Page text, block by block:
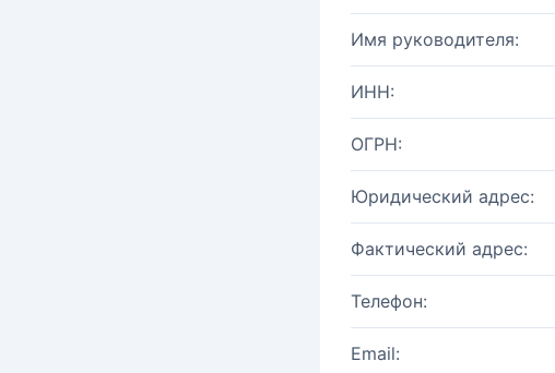
Имя руководителя:
ИНН:
ОГРН:
Юридический адрес:
Фактический адрес:
Телефон:
Email: